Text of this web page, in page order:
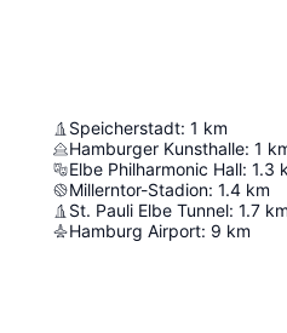
Speicherstadt: 1 km
Hamburger Kunsthalle: 1
Elbe Philharmonic Hall: 1.3
Millerntor-Stadion: 1.4 km
St. Pauli Elbe Tunnel: 1.7 km
Hamburg Airport: 9 km